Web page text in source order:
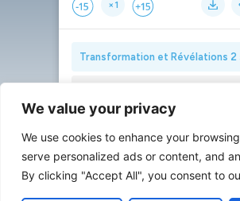
We value your privacy
We use cookies to enhance your
serve personalized ads or content, and
By clicking "Accept All", you consent to